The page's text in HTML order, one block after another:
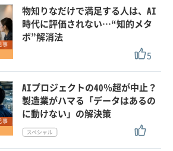
事
物知りなだけで満足する人は、AI
時代に評価されない…“知的メタ
ボ”解消法
5
事
AIプロジェクトの40％超が中止？
製造業がハマる「データはあるの
に動けない」の解決策